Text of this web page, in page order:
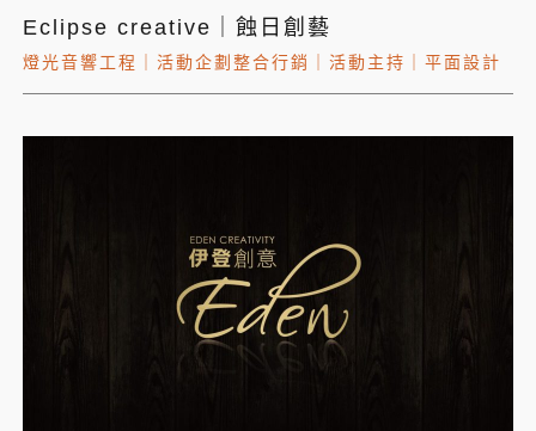
Eclipse creative｜蝕日創藝
燈光音響工程 活動企劃整合行銷 活動主持 平面設計